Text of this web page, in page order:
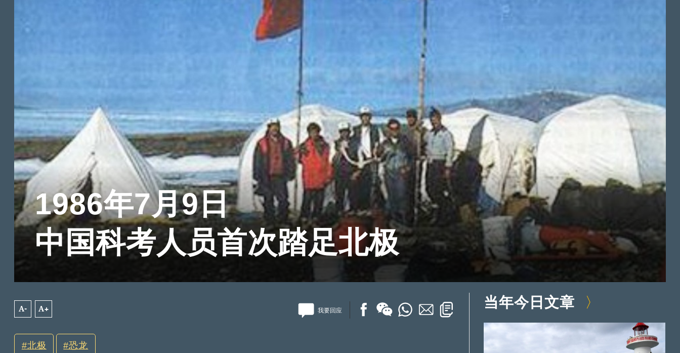
1986年7月9日
中国科考人员首次踏足北极
A- A+ 我要回应
北极 恐龙
当年今日文章